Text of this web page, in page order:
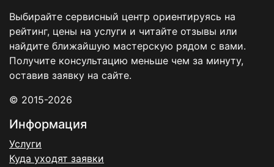
Выбирайте сервисный центр ориентируясь на
рейтинг, цены на услуги и читайте отзывы или
найдите ближайшую мастерскую рядом с вами.
Получите консультацию меньше чем за минуту,
оставив заявку на сайте.
© 2015-2026
Информация
Услуги
Куда уходят заявки